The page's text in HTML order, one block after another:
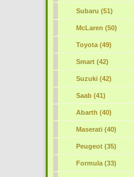
Subaru (51)
McLaren (50)
Toyota (49)
Smart (42)
Suzuki (42)
Saab (41)
Abarth (40)
Maserati (40)
Peugeot (35)
Formula (33)